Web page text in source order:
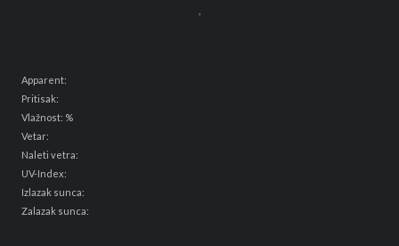
Apparent:
Pritisak:
Vlažnost: %
Vetar:
Naleti vetra:
UV-Index:
Izlazak sunca:
Zalazak sunca: